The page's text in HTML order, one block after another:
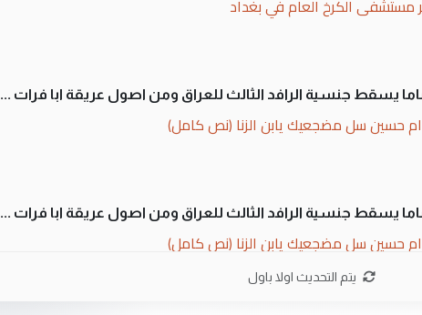
مستشفى الكرخ العام في بغداد
يسقط جنسية الرافد الثالث للعراق ومن اصول عريقة ابا فرات ...
حسين سل مضجعيك يابن الزنا (نص كامل)
يسقط جنسية الرافد الثالث للعراق ومن اصول عريقة ابا فرات ...
حسين سل مضجعيك يابن الزنا (نص كامل)
يتم التحديث اولا باول